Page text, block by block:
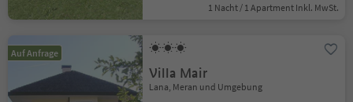
1 Nacht / 1 Apartment Inkl. MwSt.
Auf Anfrage
Villa Mair
Lana, Meran und Umgebung